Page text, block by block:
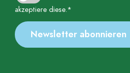
akzeptiere diese.*